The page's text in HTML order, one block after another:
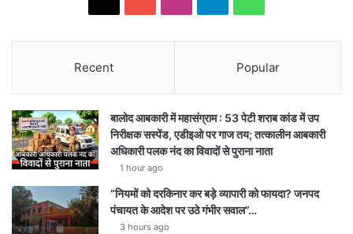
Recent Popular
बालोद आबकारी में महासंग्राम : 53 पेटी शराब कांड में उप
निरीक्षक सस्पेंड, एडीइओ पर गाज तय; तत्कालीन आबकारी
अधिकारी पलक नंद का विवादों से पुराना नाता
1 hour ago
“नियमों को दरकिनार कर बड़े व्यापारी को फायदा? जनपद
पंचायत के आदेश पर उठे गंभीर सवाल”…
3 hours ago